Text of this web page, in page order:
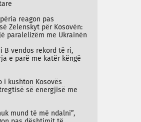
reagon pas
Zelenskyt për Kosovën:
paralelizëm me Ukrainën
B vendos rekord të ri,
e parë me katër këngë
i kushton Kosovës
së energjisë me
mund të më ndalni”,